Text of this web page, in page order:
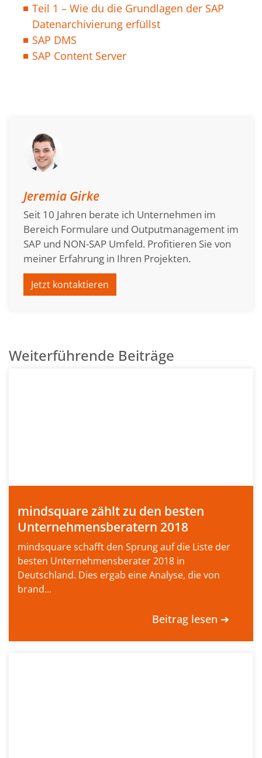
Teil 1 – Wie du die Grundlagen der SAP
Datenarchivierung erfüllst
SAP DMS
SAP Content Server
Jeremia Girke
Seit 10 Jahren berate ich Unternehmen im
Bereich Formulare und Outputmanagement im
SAP und NON-SAP Umfeld. Profitieren Sie von
meiner Erfahrung in Ihren Projekten.
Jetzt kontaktieren
Weiterführende Beiträge
mindsquare zählt zu den besten
Unternehmensberatern 2018
mindsquare schafft den Sprung auf die Liste der
besten Unternehmensberater 2018 in
Deutschland. Dies ergab eine Analyse, die von
brand...
Beitrag lesen ➔